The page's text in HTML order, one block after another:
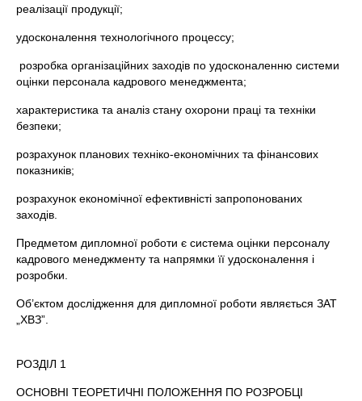
реалізації продукції;
удосконалення технологічного процессу;
розробка організаційних заходів по удосконаленню системи
оцінки персонала кадрового менеджмента;
характеристика та аналіз стану охорони праці та техніки
безпеки;
розрахунок планових техніко-економічних та фінансових
показників;
розрахунок економічної ефективністі запропонованих
заходів.
Предметом дипломної роботи є система оцінки персоналу
кадрового менеджменту та напрямки її удосконалення і
розробки.
Об’єктом дослідження для дипломної роботи являється ЗАТ
„ХВЗ”.
РОЗДІЛ 1
ОСНОВНІ ТЕОРЕТИЧНІ ПОЛОЖЕННЯ ПО РОЗРОБЦІ